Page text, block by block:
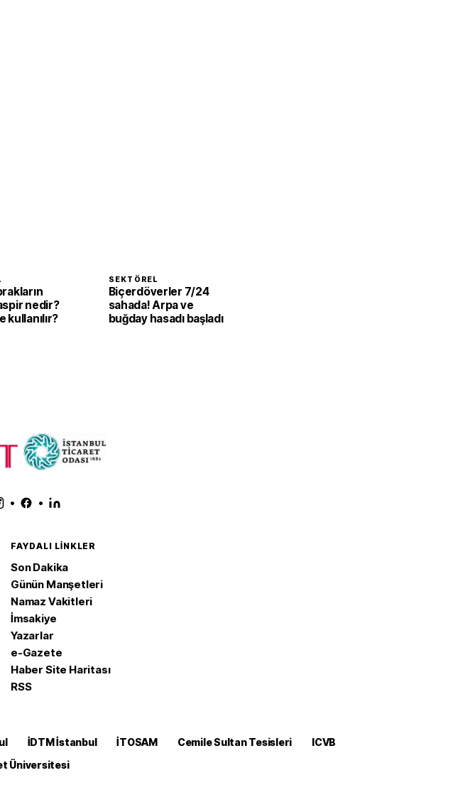
nedir?
kullanılır?
SEKTÖREL
Biçerdöverler 7/24
sahada! Arpa ve
buğday hasadı başladı
• •
FAYDALI LINKLER
Son Dakika
Günün Manşetleri
Namaz Vakitleri
İmsakiye
Yazarlar
e-Gazete
Haber Site Haritası
RSS
İDTM İstanbul İTOSAM Cemile Sultan Tesisleri
ICVB
Üniversitesi